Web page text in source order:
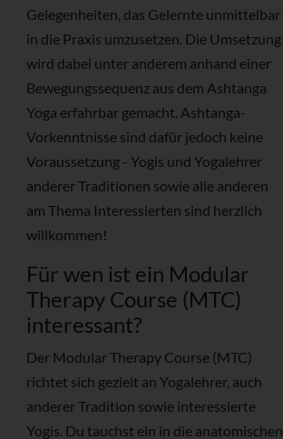
Gelegenheiten, das Gelernte unmittelbar
in die Praxis umzusetzen. Die Umsetzung
wird dabei unter anderem anhand einer
Bewegungssequenz aus dem Ashtanga
Yoga erfahrbar gemacht. Ashtanga-
Vorkenntnisse sind dafür jedoch keine
Voraussetzung - Yogis und Yogalehrer
anderer Traditionen sowie alle anderen
am Thema Interessierten sind herzlich
willkommen!
Für wen ist ein Modular
Therapy Course (MTC)
interessant?
Der Modular Therapy Course (MTC)
richtet sich gezielt an Yogalehrer, auch
anderer Tradition sowie interessierte
Yogis. Du tauchst ein in die anatomischen